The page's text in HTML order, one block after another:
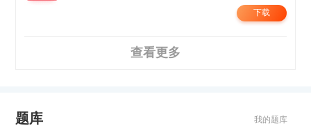
下载
查看更多
题库 我的题库